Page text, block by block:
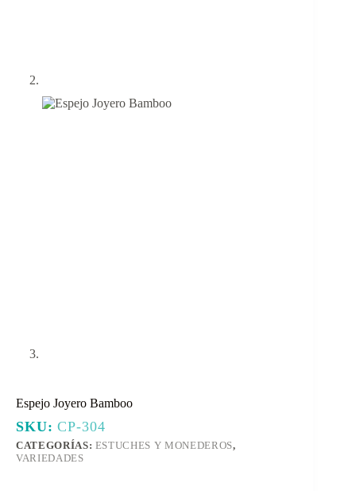
Espejo Joyero Bamboo
SKU:CP-304
CATEGORÍAS: ESTUCHES Y MONEDEROS,
VARIEDADES